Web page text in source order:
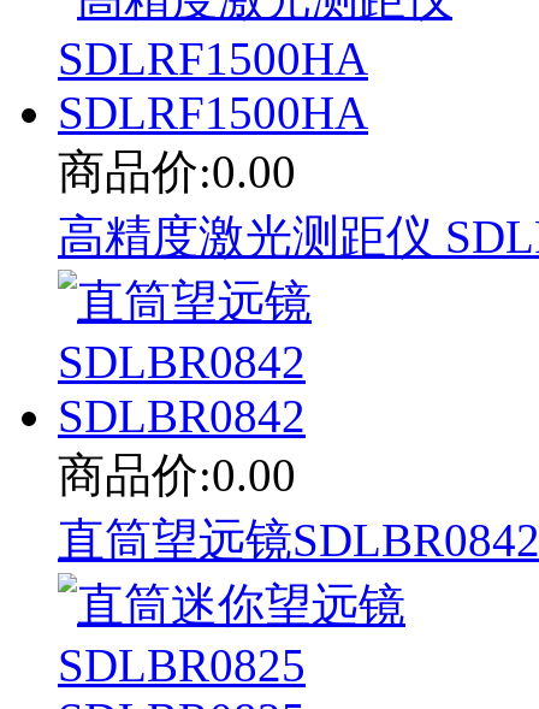
商品价:0.00
高精度激光测距仪
商品价:0.00
直筒望远镜